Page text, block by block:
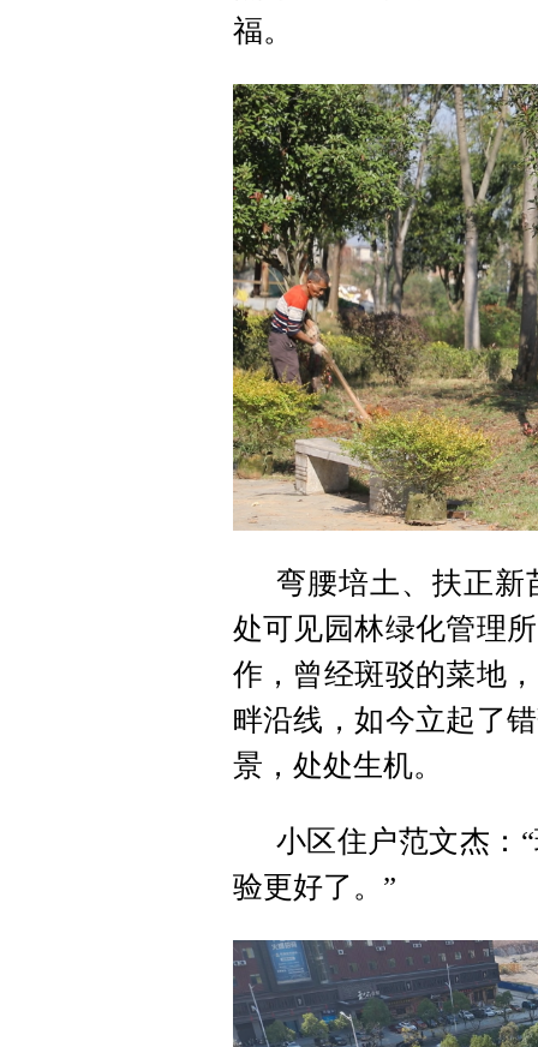
福。
弯腰培土、扶正
处可见园林绿化管理
作，曾经斑驳的菜地
畔沿线，如今立起了
景，处处生机。
小区住户范文杰：
验更好了。”